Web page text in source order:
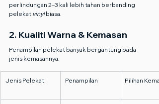
perlindungan 2–3 kali lebih tahan berbanding
pelekat vinyl biasa.
2. Kualiti Warna & Kemasan
Penampilan pelekat banyak bergantung pada
jenis kemasannya.
Jenis Pelekat Penampilan Pilihan